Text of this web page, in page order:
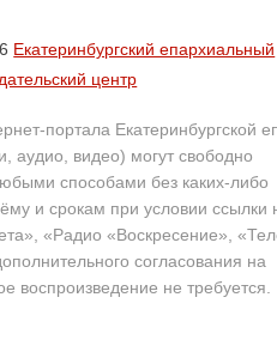
Екатеринбургский епархиальный
центр
портала Екатеринбургской
аудио, видео) могут свободно
способами без каких-либо
и срокам при условии ссылки
«Радио «Воскресение»,
согласования на
воспроизведение не требуется.